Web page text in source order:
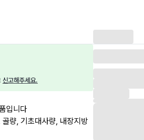
신고해주세요.
입니다
량, 기초대사량, 내장지방